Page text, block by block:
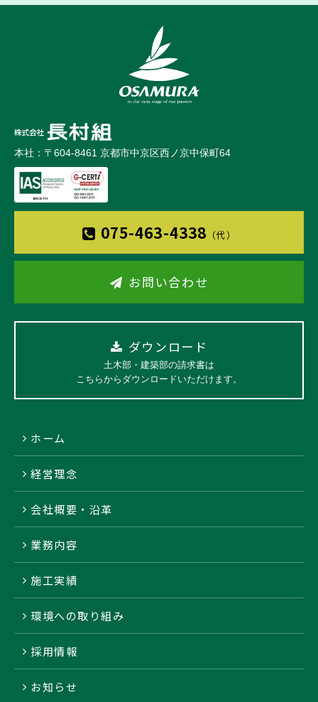
本社：〒604-8461 京都市中京区西ノ京中保町64
075-463-4338（代）
お問い合わせ
ダウンロード
土木部・建築部の請求書は
こちらからダウンロードいただけます。
ホーム
経営理念
会社概要・沿革
業務内容
施工実績
環境への取り組み
採用情報
お知らせ